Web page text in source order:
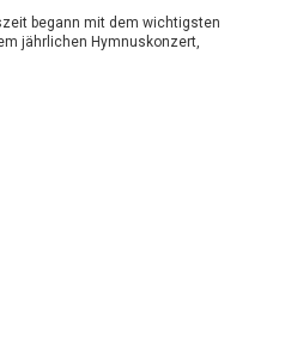
begann mit dem wichtigsten
jährlichen Hymnuskonzert,